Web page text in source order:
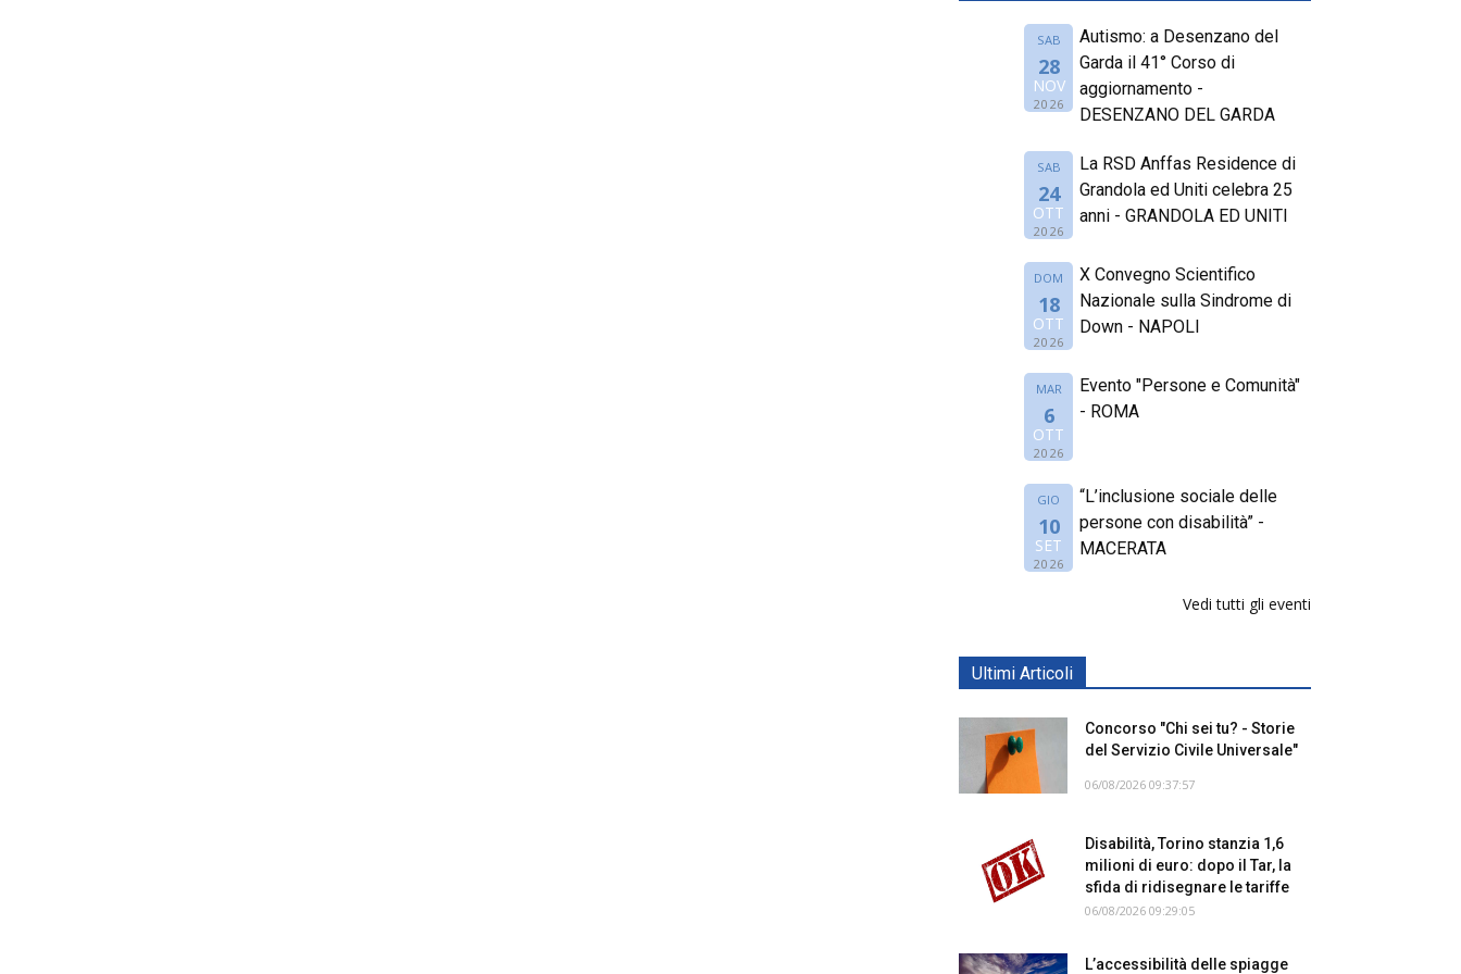
SAB
28
NOV
2026
Autismo: a Desenzano del
Garda il 41° Corso di
aggiornamento -
DESENZANO DEL GARDA
SAB
24
OTT
2026
La RSD Anffas Residence di
Grandola ed Uniti celebra 25
anni - GRANDOLA ED UNITI
DOM
18
OTT
2026
X Convegno Scientifico
Nazionale sulla Sindrome di
Down - NAPOLI
MAR
6
OTT
2026
Evento "Persone e Comunità"
- ROMA
GIO
10
SET
2026
“L’inclusione sociale delle
persone con disabilità” -
MACERATA
Vedi tutti gli eventi
Ultimi Articoli
Concorso "Chi sei tu? - Storie
del Servizio Civile Universale"
06/08/2026 09:37:57
Disabilità, Torino stanzia 1,6
milioni di euro: dopo il Tar, la
sfida di ridisegnare le tariffe
06/08/2026 09:29:05
L’accessibilità delle spiagge